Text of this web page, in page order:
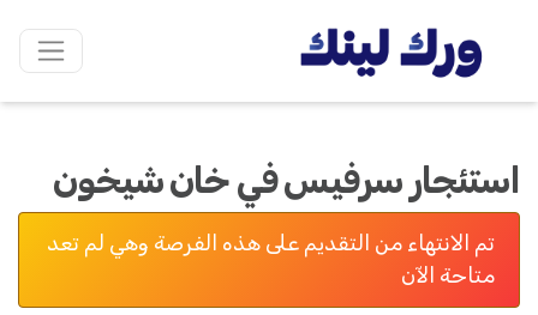
استئجار سرفيس في خان شيخون
تم الانتهاء من التقديم على هذه الفرصة وهي لم تعد
متاحة الآن